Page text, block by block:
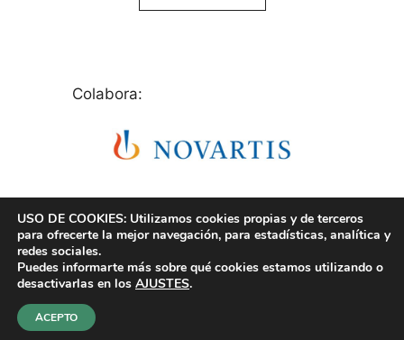
Colabora:
© Copyright 2026 ASENDHI - Asociación de Enfermos
USO DE COOKIES: Utilizamos cookies propias y de terceros
para ofrecerte la mejor navegación, para estadísticas, analítica y
redes sociales.
Puedes informarte más sobre qué cookies estamos utilizando o
desactivarlas en los AJUSTES.
ACEPTO